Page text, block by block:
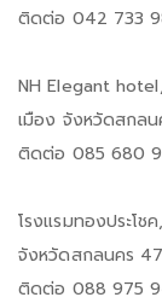
ติดต่อ 042 733
NH Elegant
เมือง จังหวัดสกล
ติดต่อ 085 680
โรงแรมทองประโช
จังหวัดสกลนคร
ติดต่อ 088 975